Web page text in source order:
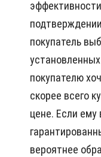
покупатель
покупателю
скорее всего
цене. Если ему
вероятнее